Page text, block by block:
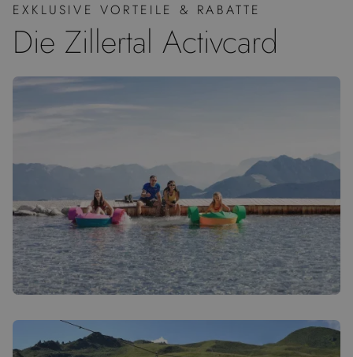
EXKLUSIVE VORTEILE & RABATTE
Die Zillertal Activcard